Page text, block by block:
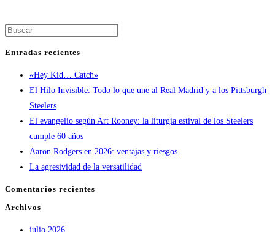
Entradas recientes
«Hey Kid… Catch»
El Hilo Invisible: Todo lo que une al Real Madrid y a los Pittsburgh
Steelers
El evangelio según Art Rooney: la liturgia estival de los Steelers
cumple 60 años
Aaron Rodgers en 2026: ventajas y riesgos
La agresividad de la versatilidad
Comentarios recientes
Archivos
julio 2026